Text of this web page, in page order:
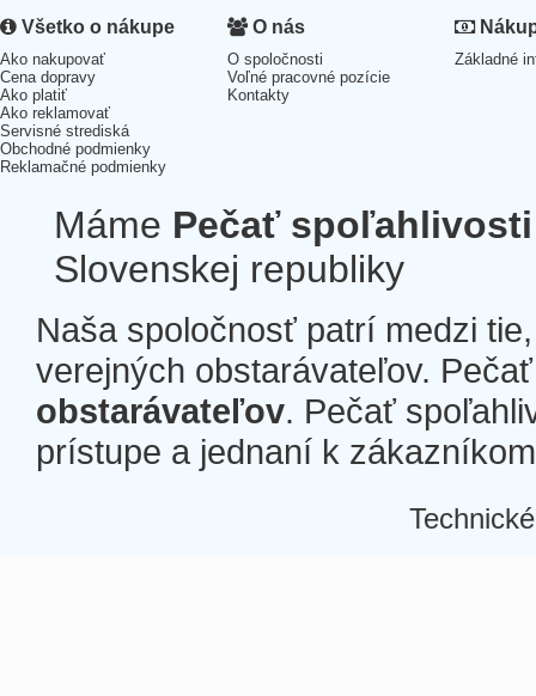
Všetko o nákupe
Ako nakupovať
Cena dopravy
Ako platiť
Ako reklamovať
Servisné strediská
Obchodné podmienky
Reklamačné podmienky
O nás
O spoločnosti
Voľné pracovné pozície
Kontakty
Základné
Máme Pečať spoľahlivosti
Slovenskej republiky
Naša spoločnosť patrí medzi
verejných obstarávateľov.
obstarávateľov. Pečať
prístupe a jednaní k